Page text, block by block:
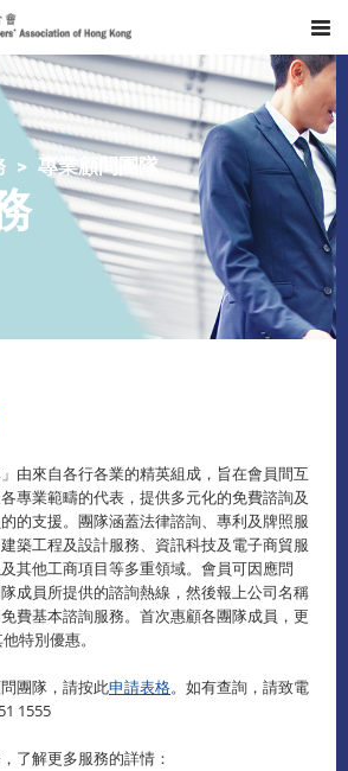
專業顧問團隊
由來自各行各業的精英組成，旨在會員間互
專業範疇的代表，​提供多元化的免費諮詢及
的支援。團隊涵蓋法律諮詢、專利及牌照服
築工程及設計服務、資訊科技及電子商貿服
其他工商項目等多重領域。會員可因應問
成員所提供的諮詢熱線，然後報上公司名稱
費基本諮詢服務。首次惠顧各團隊成員，更
特別優惠。
團隊，請按此申請表格。如有查詢，請致電
1555
了解更多服務的詳情：